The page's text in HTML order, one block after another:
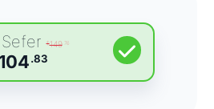
Sefer$149.76
104.83